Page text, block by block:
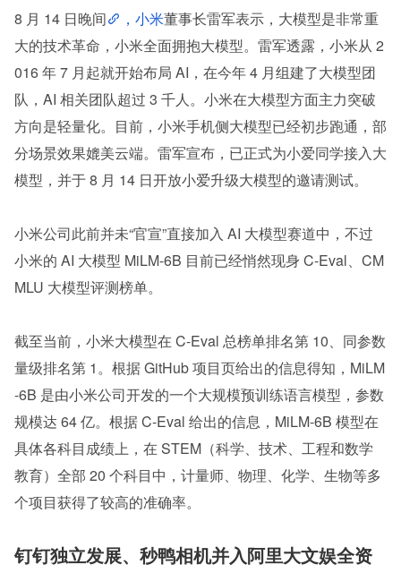
8 月 14 日晚间 ，小米董事长雷军表示，大模型是非常重
大的技术革命，小米全面拥抱大模型。雷军透露，小米从 2
016 年 7 月起就开始布局 AI，在今年 4 月组建了大模型团
队，AI 相关团队超过 3 千人。小米在大模型方面主力突破
方向是轻量化。目前，小米手机侧大模型已经初步跑通，部
分场景效果媲美云端。雷军宣布，已正式为小爱同学接入大
模型，并于 8 月 14 日开放小爱升级大模型的邀请测试。
小米公司此前并未“官宣”直接加入 AI 大模型赛道中，不过
小米的 AI 大模型 MiLM-6B 目前已经悄然现身 C-Eval、CM
MLU 大模型评测榜单。
截至当前，小米大模型在 C-Eval 总榜单排名第 10、同参数
量级排名第 1。根据 GitHub 项目页给出的信息得知，MiLM
-6B 是由小米公司开发的一个大规模预训练语言模型，参数
规模达 64 亿。根据 C-Eval 给出的信息，MiLM-6B 模型在
具体各科目成绩上，在 STEM（科学、技术、工程和数学
教育）全部 20 个科目中，计量师、物理、化学、生物等多
个项目获得了较高的准确率。
钉钉独立发展、秒鸭相机并入阿里大文娱全资